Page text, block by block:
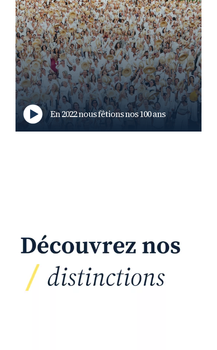
En 2022 nous fêtions nos 100 ans